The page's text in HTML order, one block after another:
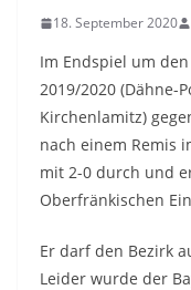
18. September 2020
Im Endspiel um
2019/2020 (Dähne-
Kirchenlamitz)
nach einem Remis
mit 2-0 durch und
Oberfränkischen
Er darf den Bezirk
Leider wurde der